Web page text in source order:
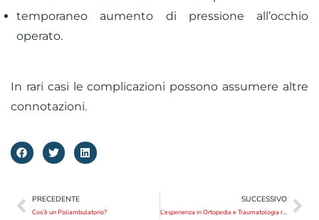
temporaneo aumento di pressione all’occhio
operato.
In rari casi le complicazioni possono assumere altre
connotazioni.
PRECEDENTE
Cos’è un Poliambulatorio?
SUCCESSIVO
L’esperienza in Ortopedia e Traumatologia raccontata a Dica 33